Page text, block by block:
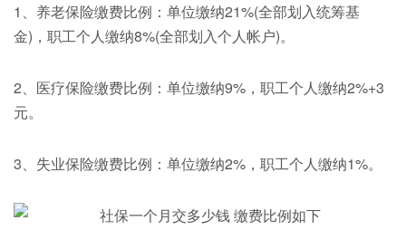
1、养老保险缴费比例：单位缴纳21%(全部划入统筹基
金)，职工个人缴纳8%(全部划入个人帐户)。
2、医疗保险缴费比例：单位缴纳9%，职工个人缴纳2%+3
元。
3、失业保险缴费比例：单位缴纳2%，职工个人缴纳1%。